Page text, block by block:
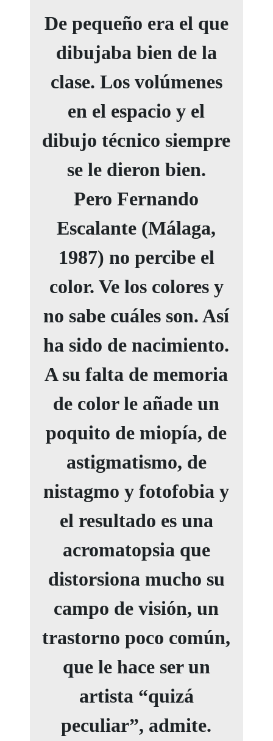
De pequeño era el que
dibujaba bien de la
clase. Los volúmenes
en el espacio y el
dibujo técnico siempre
se le dieron bien.
PeroFernando
Escalante (Málaga,
1987) no percibe el
color. Ve los colores y
no sabe cuáles son. Así
ha sido de nacimiento.
A su falta de memoria
de color le añade un
poquito de miopía, de
astigmatismo, de
nistagmo y fotofobia y
el resultado es una
acromatopsia que
distorsiona mucho su
campo de visión, un
trastorno poco común,
que le hace ser un
artista “quizá
peculiar”, admite.